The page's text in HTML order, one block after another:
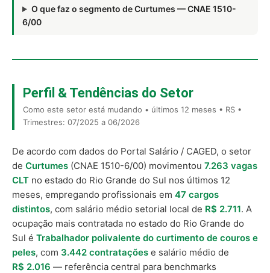
O que faz o segmento de Curtumes — CNAE 1510-
6/00
Perfil & Tendências do Setor
Como este setor está mudando • últimos 12 meses • RS •
Trimestres: 07/2025 a 06/2026
De acordo com dados do Portal Salário / CAGED, o setor
de Curtumes (CNAE 1510-6/00) movimentou 7.263 vagas
CLT no estado do Rio Grande do Sul nos últimos 12
meses, empregando profissionais em 47 cargos
distintos, com salário médio setorial local de R$ 2.711. A
ocupação mais contratada no estado do Rio Grande do
Sul é Trabalhador polivalente do curtimento de couros e
peles, com 3.442 contratações e salário médio de
R$ 2.016 — referência central para benchmarks